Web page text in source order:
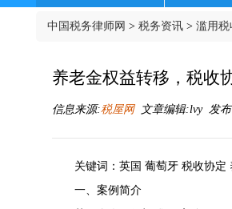
中国税务律师网 > 税务资讯 > 滥用税
养老金权益转移，税收
信息来源:税屋网文章编辑:lvy 发布
关键词：英国 葡萄牙 税收协定
一、案例简介